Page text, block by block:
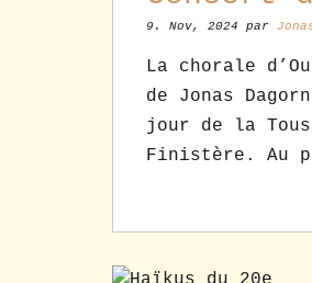
9. Nov, 2024 par
La chorale
de Jonas
jour de la
Finistère. Au